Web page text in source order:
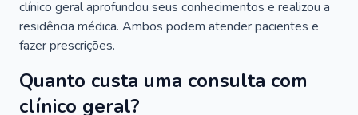
clínico geral aprofundou seus conhecimentos e realizou a
residência médica. Ambos podem atender pacientes e
fazer prescrições.
Quanto custa uma consulta com
clínico geral?